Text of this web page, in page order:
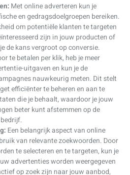
Met online adverteren kun je
en gedragsdoelgroepen bereiken.
om potentiële klanten te targeten
zijn in jouw producten of
de kans vergroot op conversie.
te betalen per klik, heb je meer
uitgaven en kun je de
nauwkeurig meten. Dit stelt
efficiënter te beheren en aan te
die je behaalt, waardoor je jouw
beter kunt afstemmen op de
Een belangrijk aspect van online
van relevante zoekwoorden. Door
te selecteren en te targeten, kun je
advertenties worden weergegeven
op zoek zijn naar jouw aanbod,